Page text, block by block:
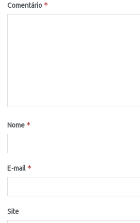
Comentário *
Nome *
E-mail *
Site